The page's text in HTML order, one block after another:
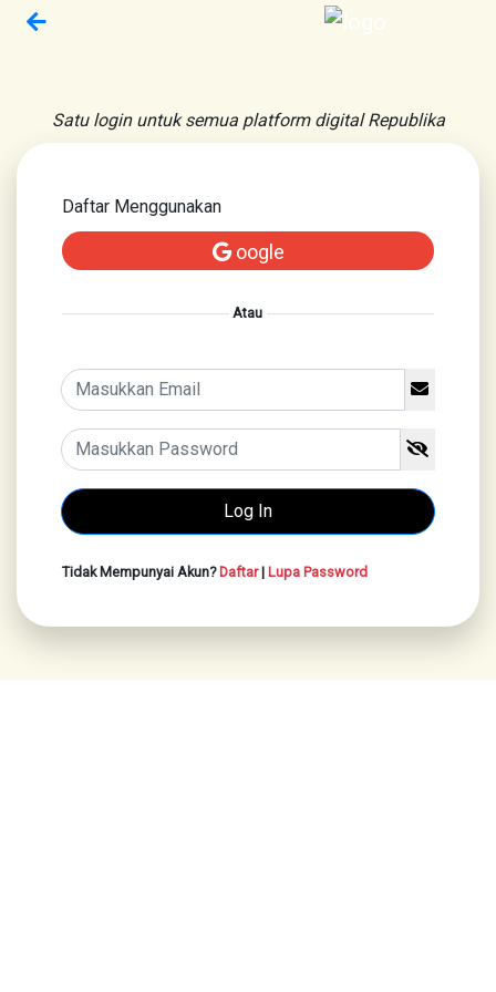
Satu login untuk semua platform digital Republika
Daftar Menggunakan
oogle
Atau
Tidak Mempunyai Akun?Daftar| Lupa Password